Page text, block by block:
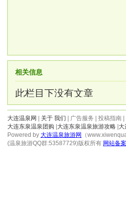
相关信息
此栏目下没有文章
大连温泉网 关于 我们 | 广告服务 | 投稿指南 |
大连东泉温泉团购 大连东泉温泉旅游攻略 大
Powered by 大连温泉旅游网
（
(温泉旅游QQ群:53587729)版权所有 网站备